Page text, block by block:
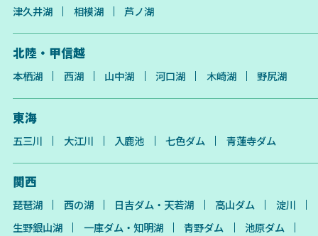
津久井湖 相模湖 芦ノ湖
北陸・甲信越
本栖湖 西湖 山中湖 河口湖 木崎湖 野尻湖
東海
五三川 大江川 入鹿池 七色ダム 青蓮寺ダム
関西
琵琶湖 西の湖 日吉ダム・天若湖 高山ダム
淀川
生野銀山湖
一庫ダム・知明湖 青野ダム
池原ダム